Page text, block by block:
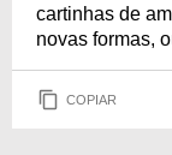
cartinhas de
novas formas,
COPIAR